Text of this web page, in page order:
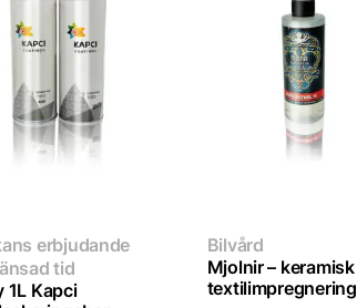
erbjudande
tid
1L Kapci
Bilvård
Mjolnir – keramisk
textilimpregnering